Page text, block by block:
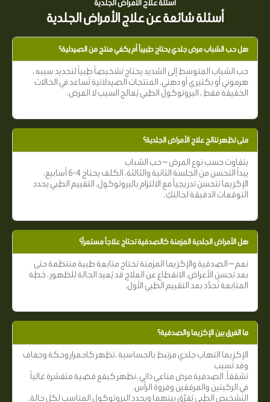
أسئلة علاج الأمراض الجلدية
أسئلة شائعة عن علاج الأمراض الجلدية
هل حب الشباب مرض جلدي يحتاج طبيباً أم يكفي منتج من الصيدلية؟
حب الشباب المتوسط إلى الشديد يحتاج تشخيصاً طبياً لتحديد سببه ،
هرموني أو بكتيري أو دهني. المنتجات الصيدلانية تُساعد في الحالات
الخفيفة فقط ، البروتوكول الطبي يُعالج السبب لا العرض.
متى تظهر نتائج علاج الأمراض الجلدية؟
يتفاوت حسب نوع المرض — حب الشباب
يبدأ التحسن من الجلسة الثانية والثالثة، الكلف يحتاج 4-6 أسابيع،
الإكزيما تتحسن تدريجياً مع الالتزام بالبروتوكول، التقييم الطبي يحدد
التوقعات الدقيقة لحالتكِ.
هل الأمراض الجلدية المزمنة كالصدفية تحتاج علاجاً مستمراً؟
نعم — الصدفية والإكزيما المزمنة تحتاج متابعة طبية منتظمة حتى
بعد تحسن الأعراض، الانقطاع عن العلاج قد يُعيد الحالة للظهور ، خطة
المتابعة تُحدَّد بعد التقييم الطبي الأول.
ما الفرق بين الإكزيما والصدفية؟
الإكزيما التهاب جلدي مرتبط بالحساسية ،تظهر كاحمرار وحكة وجفاف
وقد تُسبب
تشققاً. الصدفية مرض مناعي ذاتي ،تظهر كبقع فضية متقشرة غالباً
في الركبتين والمرفقين وفروة الرأس.
التشخيص الطبي يُفرّق بينهما ويحدد البروتوكول المناسب لكل حالة.